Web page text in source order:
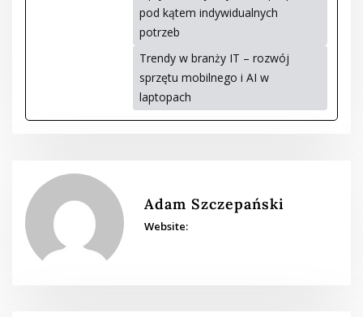
pod kątem indywidualnych
potrzeb
Trendy w branży IT – rozwój
sprzętu mobilnego i AI w
laptopach
Adam Szczepański
Website: